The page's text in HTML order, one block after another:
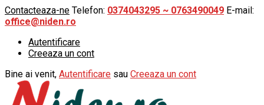
Contacteaza-ne Telefon: 0374043295 ~ 0763490049 E-mail:
office@niden.ro
Autentificare
Creeaza un cont
Bine ai venit, Autentificare sau Creeaza un cont